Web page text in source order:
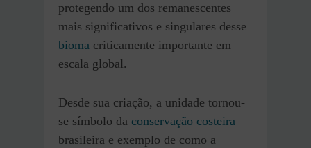
protegendo um dos remanescentes
mais significativos e singulares desse
bioma criticamente importante em
escala global.
Desde sua criação, a unidade tornou-
se símbolo da conservação costeira
brasileira e exemplo de como a